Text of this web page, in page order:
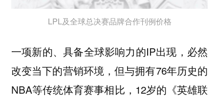
LPL及全球总决赛品牌合作刊例价格
一项新的、具备全球影响力的IP出现，必然
改变当下的营销环境，但与拥有76年历史的
NBA等传统体育赛事相比，12岁的《英雄联